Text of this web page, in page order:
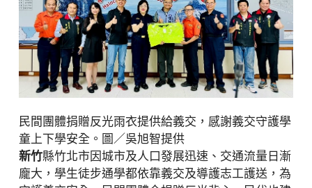
民間團體捐贈反光雨衣提供給義交，感謝義交守護學
童上下學安全。圖／吳旭智提供
新竹縣竹北市因城市及人口發展迅速、交通流量日漸
龐大，學生徒步通學都依靠義交及導護志工護送，為